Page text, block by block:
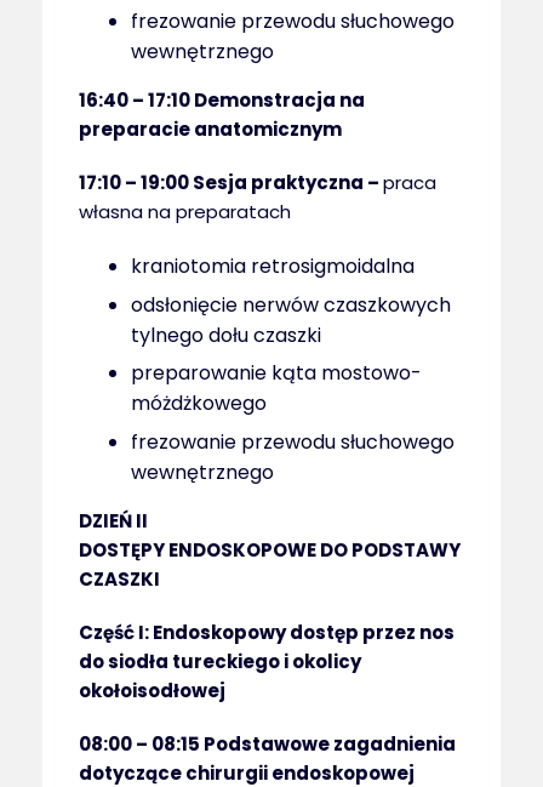
frezowanie przewodu słuchowego
wewnętrznego
16:40 – 17:10Demonstracja na
preparacie anatomicznym
17:10 – 19:00Sesja praktyczna –praca
własna na preparatach
kraniotomia retrosigmoidalna
odsłonięcie nerwów czaszkowych
tylnego dołu czaszki
preparowanie kąta mostowo-
móżdżkowego
frezowanie przewodu słuchowego
wewnętrznego
DZIEŃ II
DOSTĘPY ENDOSKOPOWE DO PODSTAWY
CZASZKI
Część I:Endoskopowy dostęp przez nos
do siodła tureckiego i okolicy
okołoisodłowej
08:00 – 08:15 Podstawowe zagadnienia
dotyczące chirurgii endoskopowej